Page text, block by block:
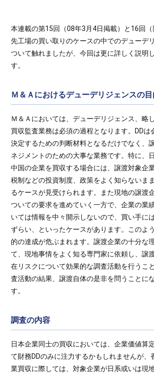
本連載の第15回（08年3月4日掲載）と16回
先工場の買い取りのケースの中でのデューデ
ついて触れましたが、今回は更に詳しく説明
す。
Ｍ＆Ａにおけるデューデリジェンスの
Ｍ＆Ａにおいては、デューデリジェンス、略
買収監査業務は必須の過程となります。DDは
決定するための判断材料となるだけでなく、
ネジメントのための大事な業務です。特に、
中国の企業を買収する場合には、譲渡対象企
税制などの投資制度、政策をよく知らないま
るケースが見受けられます。また現地の譲渡
ついての要求を進めていく一方で、企業の業
いては情報を中々開示しないので、買い手に
ずらい、といったケースがあります。このよ
的の達成が危ぶまれます。譲渡企業の十分な
て、現地事情をよく知る専門家に依頼し、譲
在リスクについて効果的な調査活動を行うこ
査活動の結果、譲渡自体の是非を問うことに
す。
調査の内容
日本企業同士の買収においては、企業価値算
て財務DDのみに注力するかもしれませんが、
業買収に際しては、対象企業が日系或いは現